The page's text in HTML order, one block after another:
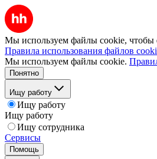
Мы используем файлы cookie, чтобы
Правила использования файлов
Мы используем файлы cookie.
Понятно
Ищу работу
Ищу работу
Ищу работу
Ищу сотрудника
Сервисы
Помощь